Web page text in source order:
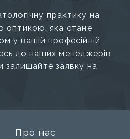
практику на
оптикою, яка стане
у вашій професійній
до наших менеджерів
залишайте заявку на
Про нас